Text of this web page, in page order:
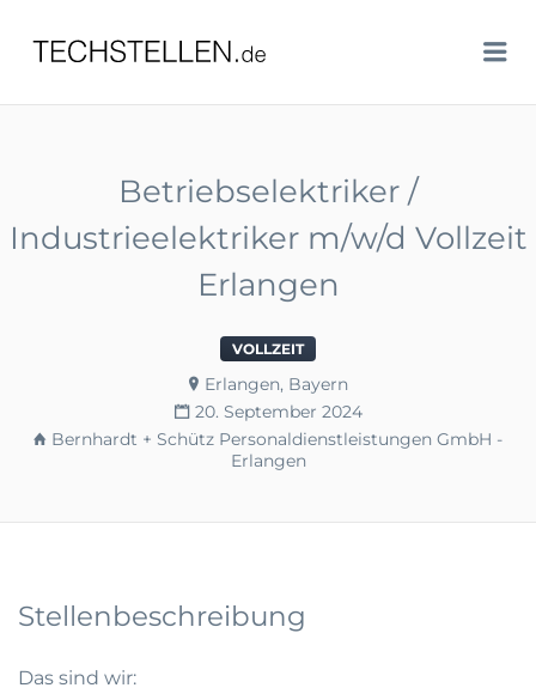
TECHSTELLEN.DE
Betriebselektriker /
Industrieelektriker m/w/d Vollzeit
Erlangen
VOLLZEIT
Erlangen, Bayern
20. September 2024
Bernhardt + Schütz Personaldienstleistungen GmbH -
Erlangen
Stellenbeschreibung
Das sind wir: